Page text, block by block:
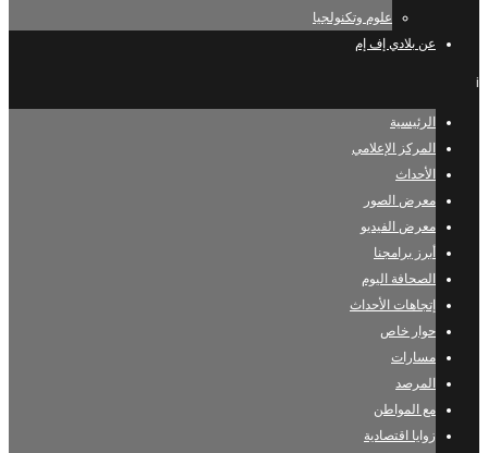
علوم وتكنولجيا
عن بلادي إف إم
i
الرئيسية
المركز الإعلامي
الأحداث
معرض الصور
معرض الفيديو
أبرز برامجنا
الصحافة اليوم
إتجاهات الأحداث
حوار خاص
مسارات
المرصد
مع المواطن
زوايا اقتصادية